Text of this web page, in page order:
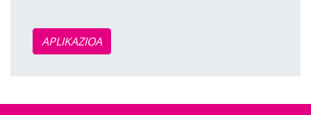
APLIKAZIOA